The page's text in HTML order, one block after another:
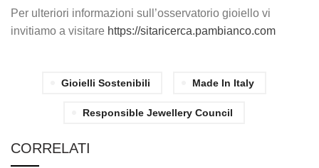
Per ulteriori informazioni sull’osservatorio gioiello vi
invitiamo a visitare https://sitaricerca.pambianco.com
Gioielli Sostenibili Made In Italy
Responsible Jewellery Council
CORRELATI